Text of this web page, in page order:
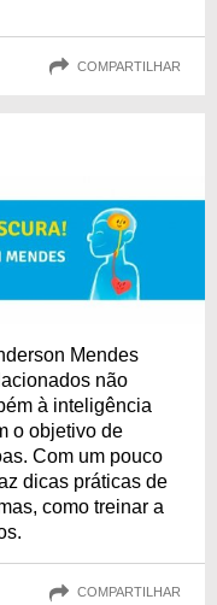
COMPARTILHAR
Mendes
não
à inteligência
o objetivo de
Com um pouco
dicas práticas de
como treinar a
COMPARTILHAR